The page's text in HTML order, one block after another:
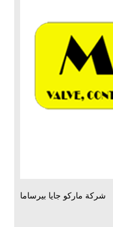
شركة ماركو جايا بيرساما